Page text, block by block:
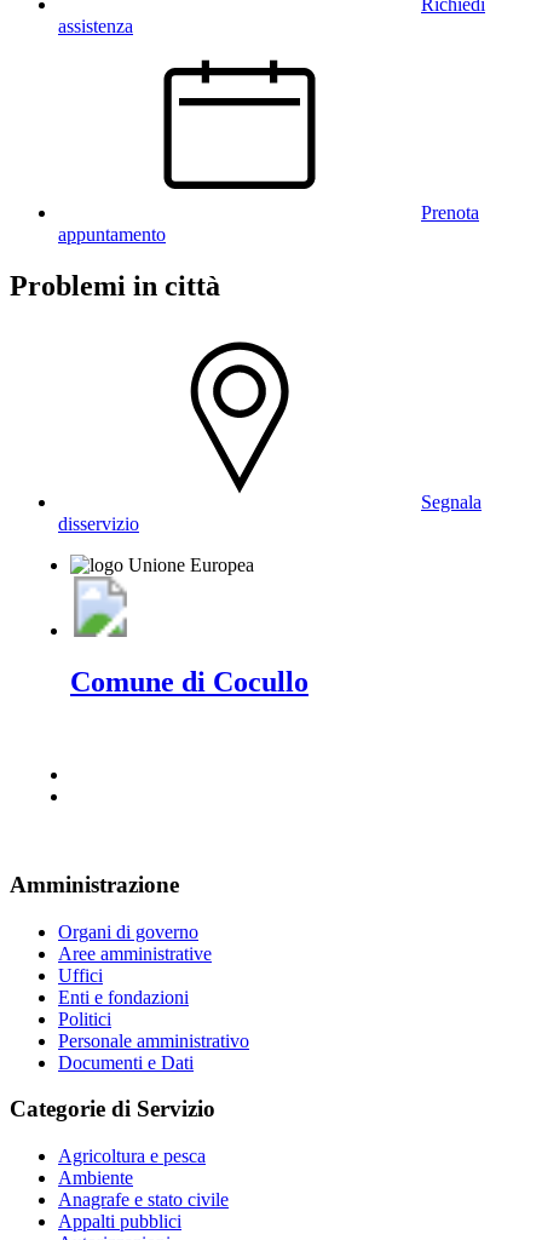
Richiedi
assistenza
Prenota
appuntamento
Problemi in città
Segnala
disservizio
Comune di Cocullo
Amministrazione
Organi di governo
Aree amministrative
Uffici
Enti e fondazioni
Politici
Personale amministrativo
Documenti e Dati
Categorie di Servizio
Agricoltura e pesca
Ambiente
Anagrafe e stato civile
Appalti pubblici